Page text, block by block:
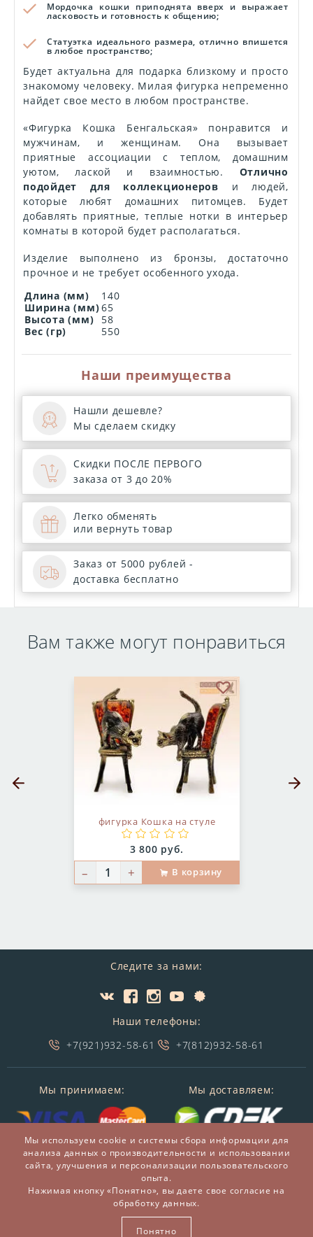
Мордочка кошки приподнята вверх и выражает
ласковость и готовность к общению;
Статуэтка идеального размера, отлично впишется
в любое пространство;
Будет актуальна для подарка близкому и просто
знакомому человеку. Милая фигурка непременно
найдет свое место в любом пространстве.
«Фигурка Кошка Бенгальская» понравится и
мужчинам, и женщинам. Она вызывает
приятные ассоциации с теплом, домашним
уютом, лаской и взаимностью.
Отлично
подойдет для коллекционеров и людей,
которые любят домашних питомцев. Будет
добавлять приятные, теплые нотки в интерьер
комнаты в которой будет располагаться.
Изделие выполнено из бронзы, достаточно
прочное и не требует особенного ухода.
Длина (мм)
140
Ширина (мм)65
Высота (мм)
58
Вес (гр)
550
Наши преимущества
Нашли дешевле?
Мы сделаем скидку
Скидки ПОСЛЕ ПЕРВОГО
заказа от 3 до 20%
Легко обменять
или вернуть товар
Заказ от 5000 рублей -
доставка бесплатно
Вам также могут понравиться
фигурка Кошка на стуле
Цена:
3 800 руб.
– + В корзину
В избранное
Предыдущий слайд
Следите за нами:
Наши телефоны:
+7(921)932-58-61
+7(812)932-58-61
Мы принимаем: Мы доставляем:
© 2014-2026 БронзаМания -Интернет-магазин
подарков и сувениров из бронзы
Мы используем cookie и системы сбора информации для
анализа данных о производительности и использовании
сайта, улучшения и персонализации пользовательского
опыта.
Нажимая кнопку «Понятно», вы даете свое согласие на
обработку данных.
Понятно